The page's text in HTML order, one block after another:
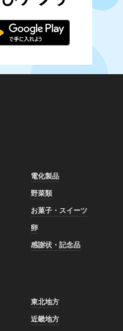
電化製品
野菜類
お菓子・スイーツ
卵
感謝状・記念品
東北地方
近畿地方